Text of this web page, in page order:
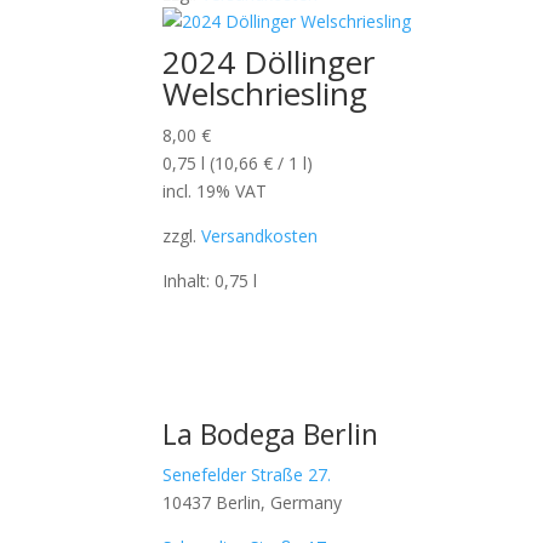
2024 Döllinger
Welschriesling
8,00€
0,75 l (10,66€ / 1l)
incl. 19% VAT
zzgl.Versandkosten
Inhalt: 0,75l
La Bodega Berlin
Senefelder Straße 27.
10437 Berlin, Germany